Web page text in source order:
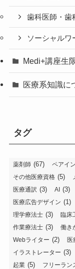
歯科医師・歯
ソーシャルワ
Medi+講座生
医療系知識に
タグ
薬剤師 (67) ペアイ
その他医療資格 (5)
医療通訳 (3) AI (3)
医療広告デザイン (1)
理学療法士 (3) 臨床
作業療法士 (3) 働き
Webライター (2) 医
イラストレーター (3)
起業 (5) フリーラン